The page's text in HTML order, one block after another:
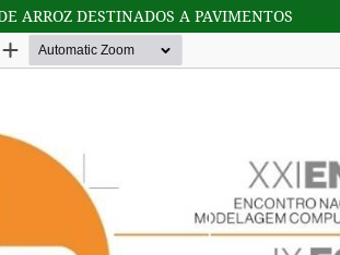
ARROZ DESTINADOS A PAVIMENTOS